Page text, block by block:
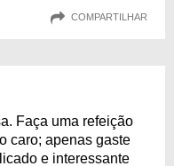
COMPARTILHAR
Faça uma refeição
caro; apenas gaste
e interessante